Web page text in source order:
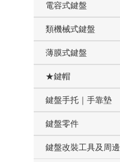
電容式鍵盤
類機械式鍵盤
薄膜式鍵盤
★鍵帽
鍵盤手托｜手靠墊
鍵盤零件
鍵盤改裝工具及周邊